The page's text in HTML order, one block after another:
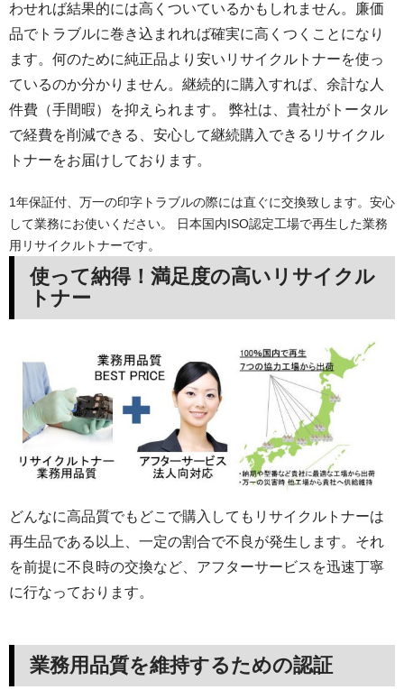
わせれば結果的には高くついているかもしれません。廉価
品でトラブルに巻き込まれれば確実に高くつくことになり
ます。何のために純正品より安いリサイクルトナーを使っ
ているのか分かりません。継続的に購入すれば、余計な人
件費（手間暇）を抑えられます。 弊社は、貴社がトータル
で経費を削減できる、安心して継続購入できるリサイクル
トナーをお届けしております。
1年保証付、万一の印字トラブルの際には直ぐに交換致します。安心
して業務にお使いください。 日本国内ISO認定工場で再生した業務
用リサイクルトナーです。
使って納得！満足度の高いリサイクル
トナー
どんなに高品質でもどこで購入してもリサイクルトナーは
再生品である以上、一定の割合で不良が発生します。それ
を前提に不良時の交換など、アフターサービスを迅速丁寧
に行なっております。
業務用品質を維持するための認証